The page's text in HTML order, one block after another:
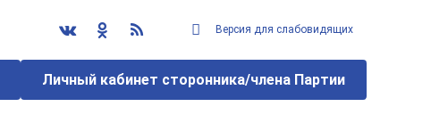
Версия для слабовидящих
Личный кабинет сторонника/члена Партии